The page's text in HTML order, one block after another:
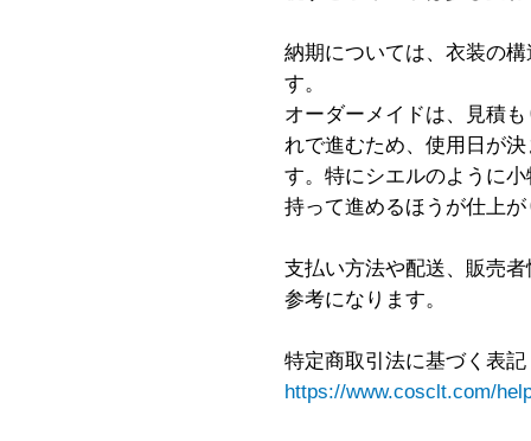
納期については、衣装の
す。
オーダーメイドは、見積
れで進むため、使用日が
す。特にシエルのように
持って進めるほうが仕上
支払い方法や配送、販売
参考になります。
特定商取引法に基づく表記
https://www.cosclt.com/